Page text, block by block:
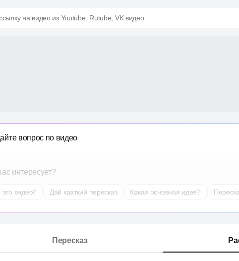
на видео из Youtube, Rutube, VK видео
вопрос по видео
интересует?
видео? Дай краткий пересказ Какая основная идея?
Пересказ